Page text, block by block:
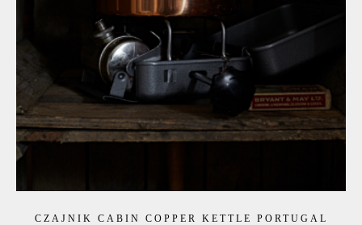
CZAJNIK CABIN COPPER KETTLE PORTUGAL